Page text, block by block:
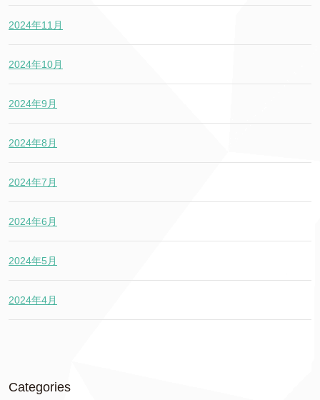
2024年11月
2024年10月
2024年9月
2024年8月
2024年7月
2024年6月
2024年5月
2024年4月
Categories